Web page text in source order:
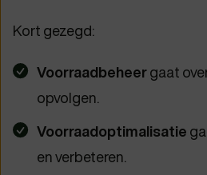
Kort gezegd:
Voorraadbeheergaat
opvolgen.
Voorraadoptimalisatie
en verbeteren.